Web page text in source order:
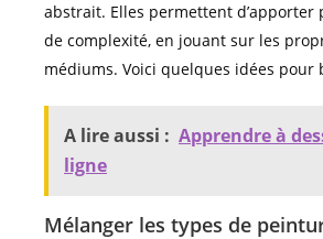
abstrait. Elles permettent d’apporter
de complexité, en jouant sur les
médiums. Voici quelques idées pour
A lire aussi : Apprendre à
ligne
Mélanger les types de